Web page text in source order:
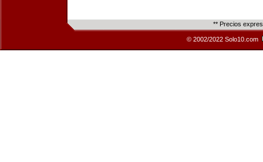
** Precios
© 2002/2022 Solo10.com